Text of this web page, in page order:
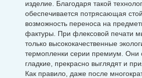
изделие. Благодаря такой
обеспечивается потрясающая
возможность переноса на
фактуры. При флексовой печати
только высококачественные
термопленки серии премиум. Они
гладкие, прекрасно выглядят и
Как правило, даже после